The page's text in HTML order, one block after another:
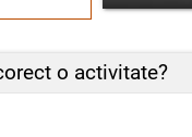
o activitate?